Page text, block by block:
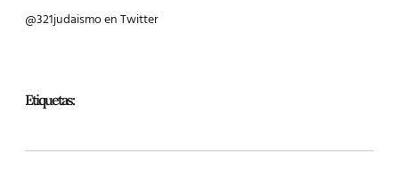
@321judaismo en Twitter
Etiquetas: